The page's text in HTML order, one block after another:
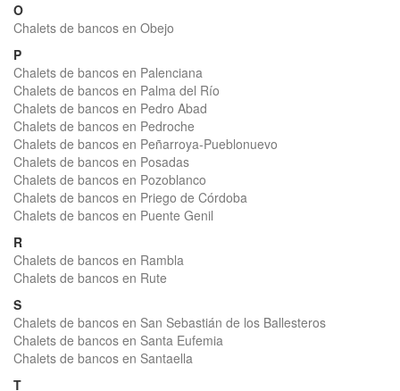
O
Chalets de bancos en Obejo
P
Chalets de bancos en Palenciana
Chalets de bancos en Palma del Río
Chalets de bancos en Pedro Abad
Chalets de bancos en Pedroche
Chalets de bancos en Peñarroya-Pueblonuevo
Chalets de bancos en Posadas
Chalets de bancos en Pozoblanco
Chalets de bancos en Priego de Córdoba
Chalets de bancos en Puente Genil
R
Chalets de bancos en Rambla
Chalets de bancos en Rute
S
Chalets de bancos en San Sebastián de los Ballesteros
Chalets de bancos en Santa Eufemia
Chalets de bancos en Santaella
T